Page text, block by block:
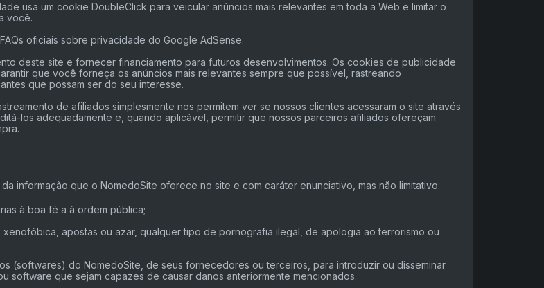
usa um cookie DoubleClick para veicular anúncios mais relevantes em toda a Web e limitar o
você.
oficiais sobre privacidade do Google AdSense.
deste site e fornecer financiamento para futuros desenvolvimentos. Os cookies de publicidade
que você forneça os anúncios mais relevantes sempre que possível, rastreando
que possam ser do seu interesse.
de afiliados simplesmente nos permitem ver se nossos clientes acessaram o site através
los adequadamente e, quando aplicável, permitir que nossos parceiros afiliados ofereçam
informação que o NomedoSite oferece no site e com caráter enunciativo, mas não limitativo:
à boa fé a à ordem pública;
apostas ou azar, qualquer tipo de pornografia ilegal, de apologia ao terrorismo ou
(softwares) do NomedoSite, de seus fornecedores ou terceiros, para introduzir ou disseminar
software que sejam capazes de causar danos anteriormente mencionados.